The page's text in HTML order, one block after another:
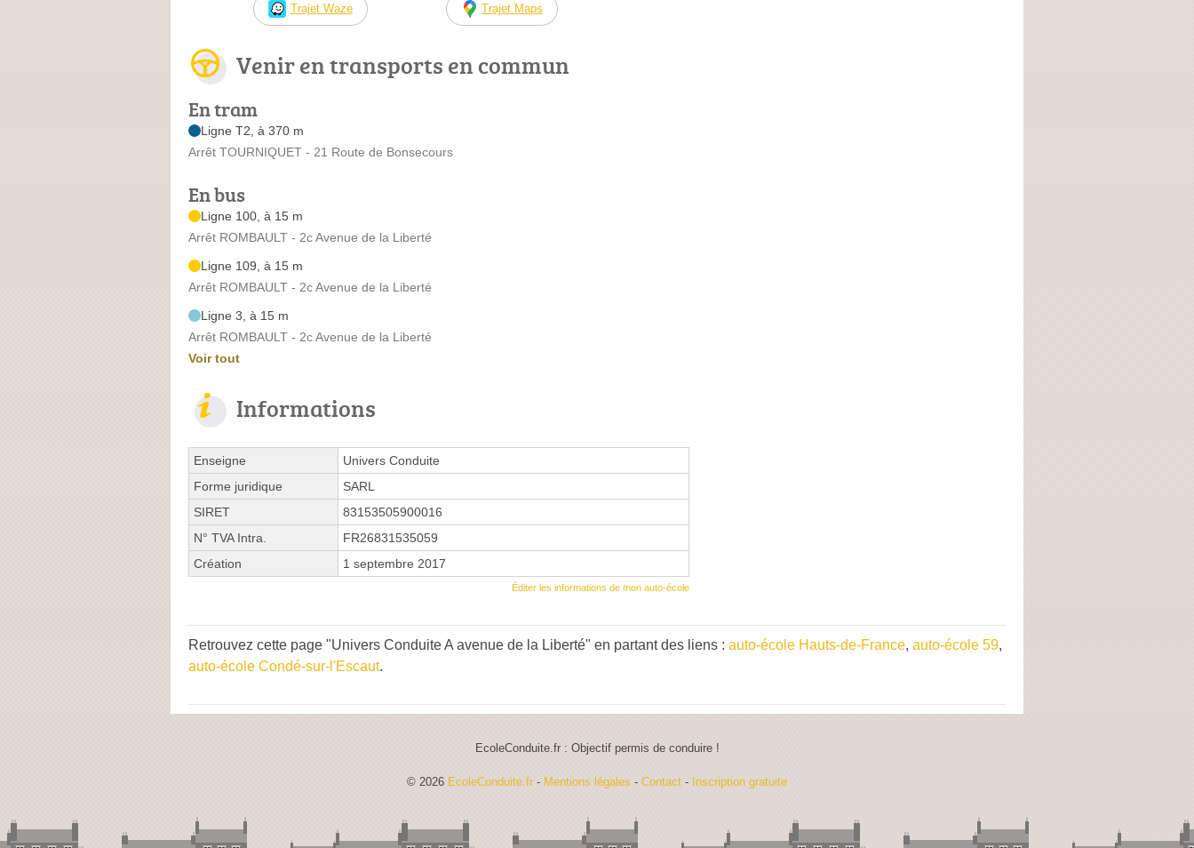
Trajet Waze Trajet Maps
Venir en transports en commun
En tram
Ligne T2, à 370 m
Arrêt TOURNIQUET - 21 Route de Bonsecours
En bus
Ligne 100, à 15 m
Arrêt ROMBAULT - 2c Avenue de la Liberté
Ligne 109, à 15 m
Arrêt ROMBAULT - 2c Avenue de la Liberté
Ligne 3, à 15 m
Arrêt ROMBAULT - 2c Avenue de la Liberté
Voir tout
Informations
Enseigne
Univers Conduite
Forme juridique
SARL
SIRET
83153505900016
N° TVA Intra.
FR26831535059
Création
1 septembre 2017
Éditer les informations de mon auto-école
Retrouvez cette page "Univers Conduite A avenue de la Liberté" en partant des liens : auto-école Hauts-de-France, auto-école 59,
auto-école Condé-sur-l'Escaut.
EcoleConduite.fr : Objectif permis de conduire !
© 2026 EcoleConduite.fr - Mentions légales - Contact - Inscription gratuite